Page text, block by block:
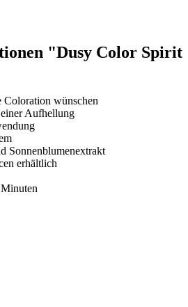
"Dusy Color Spirit
wünschen
Aufhellung
Sonnenblumenextrakt
erhältlich